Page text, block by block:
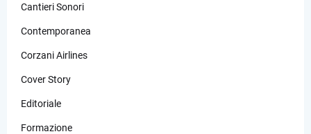
Cantieri Sonori
Contemporanea
Corzani Airlines
Cover Story
Editoriale
Formazione